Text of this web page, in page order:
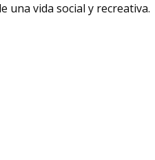
una vida social y recreativa.